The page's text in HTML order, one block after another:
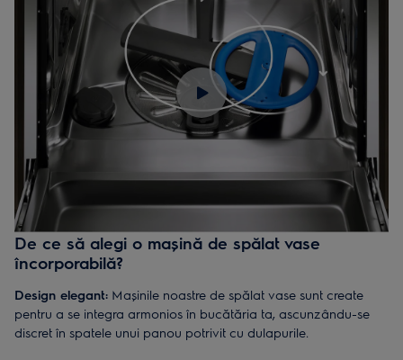
rezultate impecabile la fiecare utilizare. Electrolux îţi pune la
dispoziţie mașini de spălat vase complet încorporabile, care se
integrează perfect în mobilier, dar și modele semi-integrate, cu
panoul de control vizibil pentru acces ușor.
Electrolux îţi oferă o selecţie diversificată de mașini de spălat
vase, cu dimensiuni variate, de la modele de 45 cm la cele de
60 cm, potrivite atât pentru bucătăriile mai mici, cât și pentru
cele spaţioase. Cu cele mai bune mașini de spălat vase
încorporabile de la Electrolux beneficiezi de un aspect curat și
modern, fără a compromite eficienţa spălării vaselor.
De ce să alegi o mașină de spălat vase
încorporabilă?
Design elegant: Mașinile noastre de spălat vase sunt create
pentru a se integra armonios în bucătăria ta, ascunzându-se
discret în spatele unui panou potrivit cu dulapurile.